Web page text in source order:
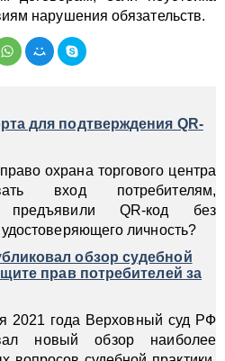
нарушения обязательств.
для подтверждения QR-
охрана торгового центра
вход потребителям,
предъявили QR-код без
личность?
обзор судебной
прав потребителей за
2021 года Верховный суд РФ
новый обзор наиболее